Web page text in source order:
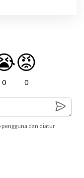
0
😡
0
dan diatur